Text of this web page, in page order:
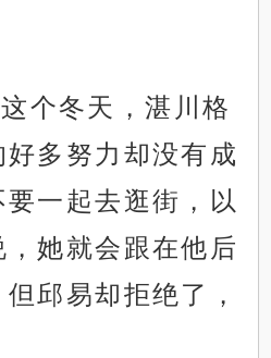
个冬天，湛川格
多努力却没有成
一起去逛街，以
她就会跟在他后
邱易却拒绝了，